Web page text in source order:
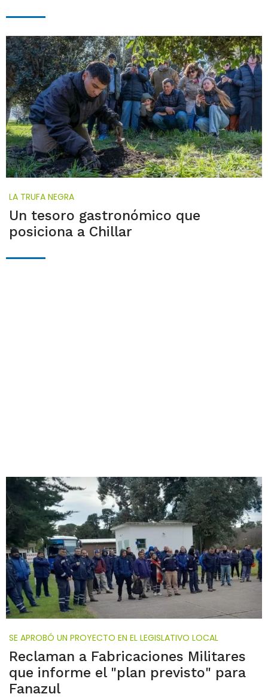
LA TRUFA NEGRA
Un tesoro gastronómico que
posiciona a Chillar
SE APROBÓ UN PROYECTO EN EL LEGISLATIVO LOCAL
Reclaman a Fabricaciones Militares
que informe el "plan previsto" para
Fanazul